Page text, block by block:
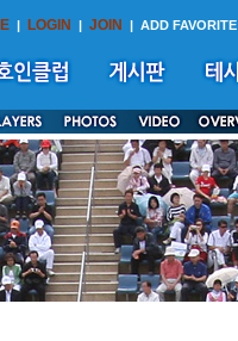
| LOGIN | JOIN | ADD FAVORITE